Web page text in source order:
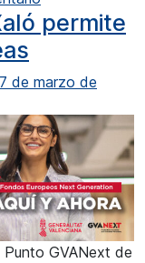
permite
de marzo de
GVANext de